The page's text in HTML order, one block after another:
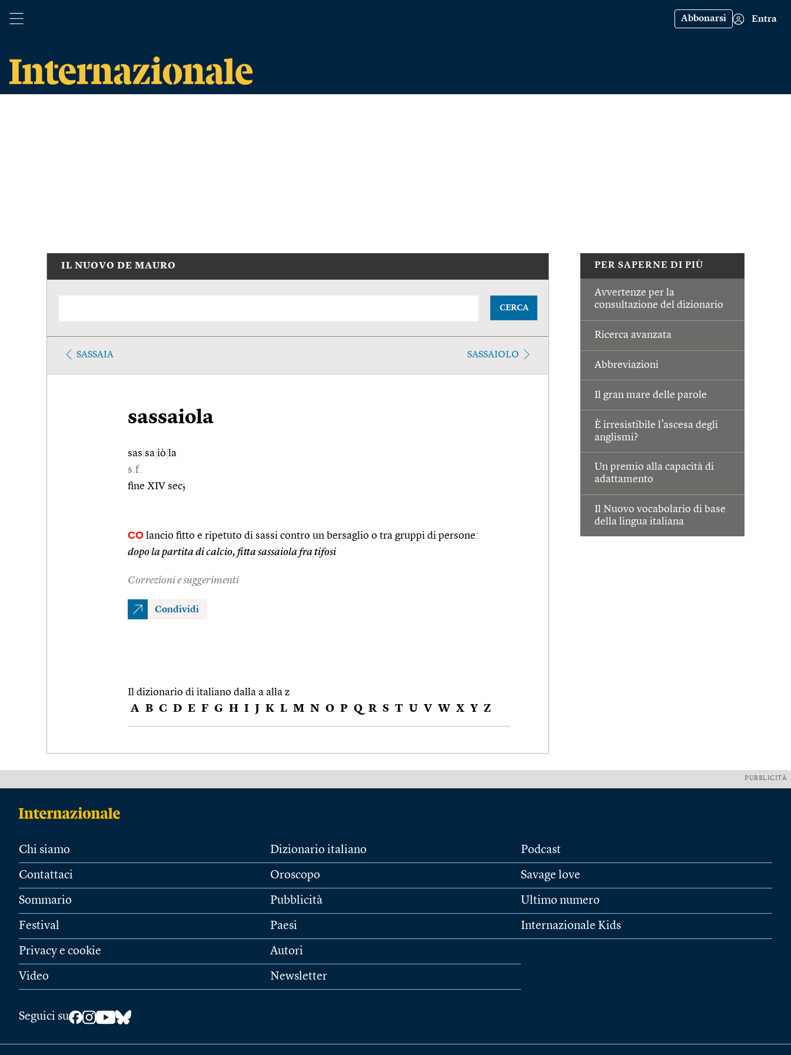
Abbonarsi Entra
PER SAPERNE DI PIÙ
Avvertenze per la
consultazione del dizionario
Ricerca avanzata
Abbreviazioni
Il gran mare delle parole
È irresistibile l’ascesa degli
anglismi?
Un premio alla capacità di
adattamento
Il Nuovo vocabolario di base
della lingua italiana
IL NUOVO DE MAURO
CERCA
SASSAIA SASSAIOLO
sassaiola
sas sa iò la
s.f.
fine XIV sec;
CO lancio fitto e ripetuto di sassi contro un bersaglio o tra gruppi di persone:
dopo la partita di calcio, fitta sassaiola fra tifosi
Correzioni e suggerimenti
Condividi
Il dizionario di italiano dalla a alla z
A B C D E F G H I J K L M N O P Q R S T U V W X Y Z
PUBBLICITÀ
Chi siamo
Contattaci
Sommario
Festival
Privacy e cookie
Video
Dizionario italiano
Oroscopo
Pubblicità
Paesi
Autori
Newsletter
Podcast
Savage love
Ultimo numero
Internazionale Kids
Seguici su